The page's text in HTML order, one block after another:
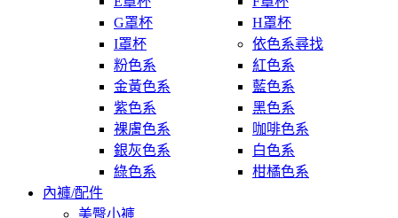
G罩杯
H罩杯
I罩杯
依色系尋找
粉色系
紅色系
金黃色系
藍色系
紫色系
黑色系
裸膚色系
咖啡色系
銀灰色系
白色系
綠色系
柑橘色系
內褲/配件
美臀小褲